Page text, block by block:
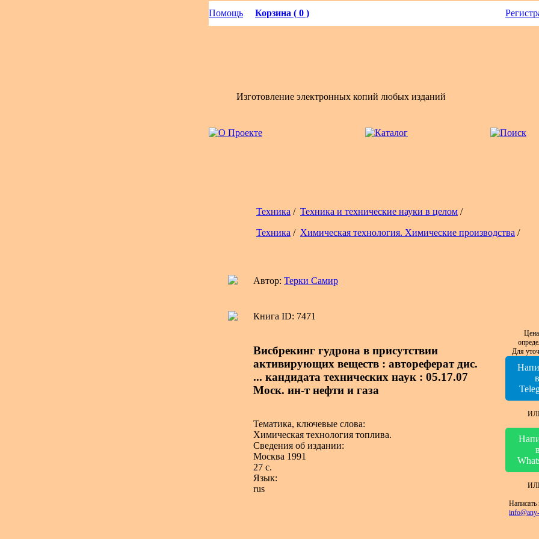
Помощь Корзина ( 0 )
Изготовление электронных копий любых изданий
Техника / Техника и технические науки в целом /
Техника / Химическая технология. Химические производства /
Автор: Терки Самир
Книга ID: 7471
Висбрекинг гудрона в присутствии
активирующих веществ : автореферат дис.
... кандидата технических наук : 05.17.07
Моск. ин-т нефти и газа
Тематика, ключевые слова:
Химическая технология топлива.
Сведения об издании:
Москва 1991
27 с.
Язык:
rus
Для
в
в
Написать